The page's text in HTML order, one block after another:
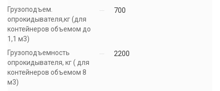
Грузоподъем.
опрокидывателя,кг (для
контейнеров объемом до
1,1 м3)
700
Грузоподъемность
опрокидывателя, кг ( для
контейнеров объемом 8
м3)
2200